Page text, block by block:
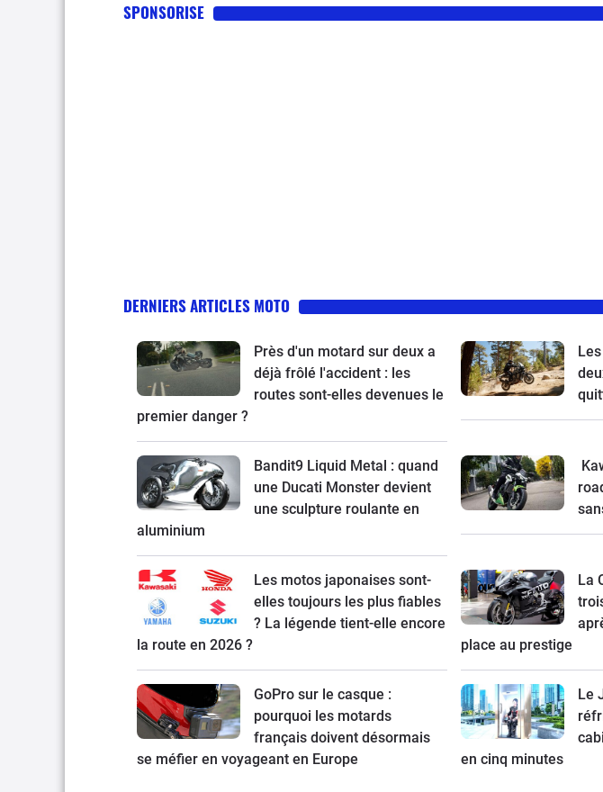
SPONSORISE
DERNIERS ARTICLES MOTO
Près d'un motard sur deux a
déjà frôlé l'accident : les
routes sont-elles devenues le
premier danger ?
Bandit9 Liquid Metal : quand
une Ducati Monster devient
une sculpture roulante en
aluminium
Les motos japonaises sont-
elles toujours les plus fiables
? La légende tient-elle encore
la route en 2026 ?
La
place au prestige
GoPro sur le casque :
pourquoi les motards
français doivent désormais
se méfier en voyageant en Europe
Le
en cinq minutes